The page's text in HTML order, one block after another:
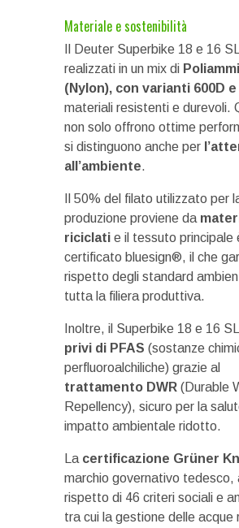
Materiale e sostenibilità
Il Deuter Superbike 18 e 16
realizzati in un mix di
(Nylon), con varianti 600D e
materiali resistenti e durevoli.
non solo offrono ottime
si distinguono anche per
all’ambiente.
Il 50% del filato utilizzato per
produzione proviene da
riciclati e il tessuto principale
certificato bluesign®, il che
rispetto degli standard
tutta la filiera produttiva.
Inoltre, il Superbike 18 e 16
privi di PFAS (sostanze
perfluoroalchiliche) grazie al
trattamento DWR (Durable
Repellency), sicuro per la
impatto ambientale ridotto.
La certificazione Grüner
marchio governativo tedesco,
rispetto di 46 criteri sociali e
tra cui la gestione delle acque